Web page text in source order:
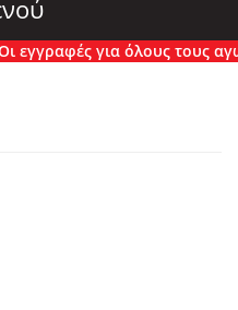
εγγραφές για όλους τους